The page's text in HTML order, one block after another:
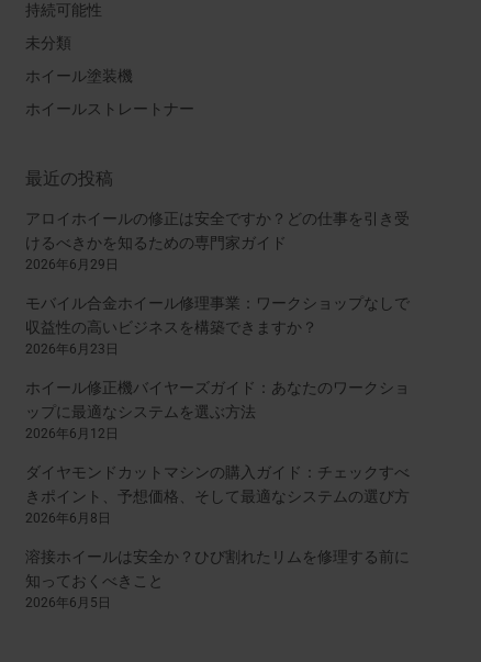
持続可能性
未分類
ホイール塗装機
ホイールストレートナー
最近の投稿
アロイホイールの修正は安全ですか？どの仕事を引き受
けるべきかを知るための専門家ガイド
2026年6月29日
モバイル合金ホイール修理事業：ワークショップなしで
収益性の高いビジネスを構築できますか？
2026年6月23日
ホイール修正機バイヤーズガイド：あなたのワークショ
ップに最適なシステムを選ぶ方法
2026年6月12日
ダイヤモンドカットマシンの購入ガイド：チェックすべ
きポイント、予想価格、そして最適なシステムの選び方
2026年6月8日
溶接ホイールは安全か？ひび割れたリムを修理する前に
知っておくべきこと
2026年6月5日